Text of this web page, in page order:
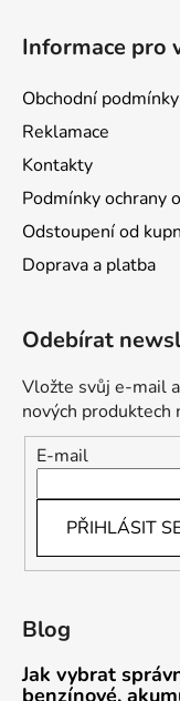
Informace pro
Obchodní podmínky
Reklamace
Kontakty
Podmínky ochrany
Odstoupení od
Doprava a platba
Odebírat
Vložte svůj e-mail
nových produktech
E-mail
PŘIHLÁSIT
Blog
Jak vybrat
benzínové,